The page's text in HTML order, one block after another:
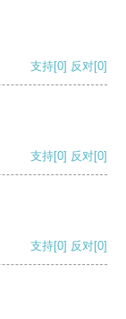
支持[0] 反对[0]
支持[0] 反对[0]
支持[0] 反对[0]